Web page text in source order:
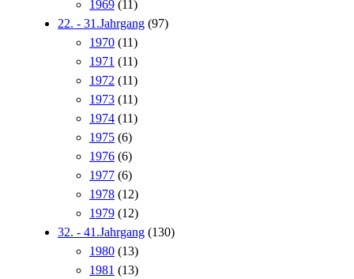
1969 (11)
22. - 31.Jahrgang (97)
1970 (11)
1971 (11)
1972 (11)
1973 (11)
1974 (11)
1975 (6)
1976 (6)
1977 (6)
1978 (12)
1979 (12)
32. - 41.Jahrgang (130)
1980 (13)
1981 (13)